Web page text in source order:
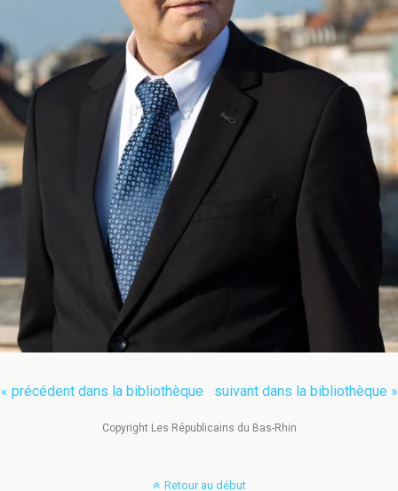
« précédent dans la bibliothèque suivant dans la bibliothèque »
Copyright Les Républicains du Bas-Rhin
Retour au début